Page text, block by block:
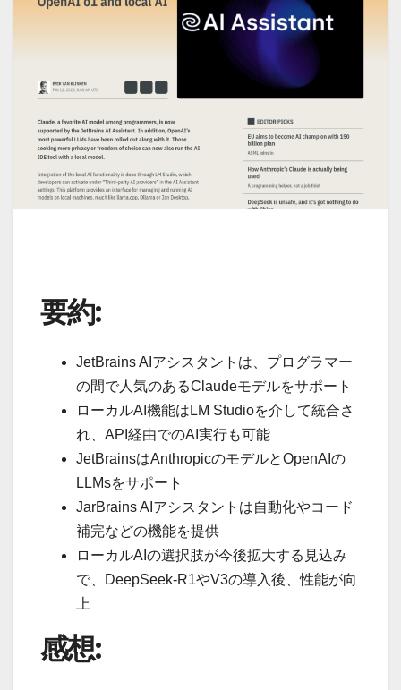
要約:
JetBrains AIアシスタントは、プログラマー
の間で人気のあるClaudeモデルをサポート
ローカルAI機能はLM Studioを介して統合さ
れ、API経由でのAI実行も可能
JetBrainsはAnthropicのモデルとOpenAIの
LLMsをサポート
JarBrains AIアシスタントは自動化やコード
補完などの機能を提供
ローカルAIの選択肢が今後拡大する見込み
で、DeepSeek-R1やV3の導入後、性能が向
上
感想: